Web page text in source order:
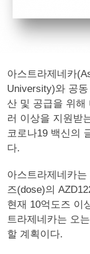
아스트라제네카
University)와 공
산 및 공급을 위해
러 이상을 지원받
코로나19 백신의
다.
아스트라제네카
즈(dose)의
현재 10억도즈 이
트라제네카는 오
할 계획이다.